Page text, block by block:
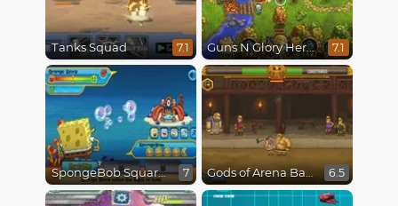
Tanks Squad 7.1 Guns N Glory Heroes 7.1
SpongeBob SquarePants : Monster Island Adventures 7 Gods of Arena Battles 6.5